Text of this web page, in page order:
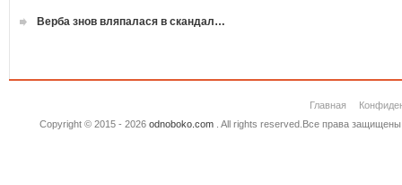
Верба знов вляпалася в скандал…
Главная
Copyright © 2015 - 2026 odnoboko.com. All rights reserved.Все права защищены.